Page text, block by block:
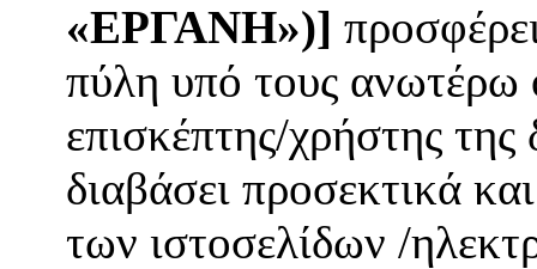
«ΕΡΓΑΝΗ»)]
πύλη υπό τους ανωτέρω
επισκέπτης/χρήστης της
διαβάσει προσεκτικά
των ιστοσελίδων /